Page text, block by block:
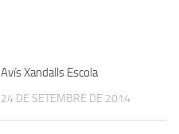
Avís Xandalls Escola
24 DE SETEMBRE DE 2014